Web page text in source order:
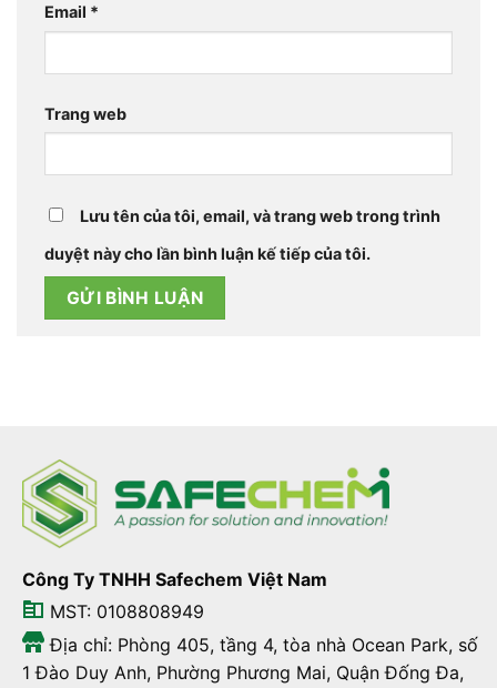
Email *
Trang web
Lưu tên của tôi, email, và trang web trong trình
duyệt này cho lần bình luận kế tiếp của tôi.
Công Ty TNHH Safechem Việt Nam
MST: 0108808949
Địa chỉ: Phòng 405, tầng 4, tòa nhà Ocean Park, số
1 Đào Duy Anh, Phường Phương Mai, Quận Đống Đa,